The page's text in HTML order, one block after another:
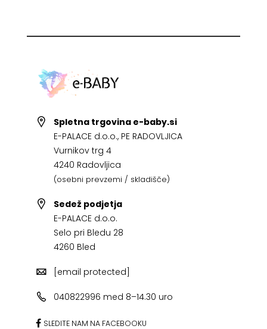
Spletna trgovina e-baby.si
E-PALACE d.o.o., PE RADOVLJICA
Vurnikov trg 4
4240 Radovljica
(osebni prevzemi / skladišče)
Sedež podjetja
E-PALACE d.o.o.
Selo pri Bledu 28
4260 Bled
[email protected]
040822996 med 8–14.30 uro
SLEDITE NAM NA FACEBOOKU